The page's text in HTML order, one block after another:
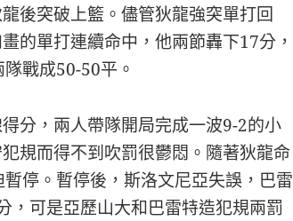
後突破上籃。儘管狄龍強突單打回
的單打連續命中，他兩節轟下17分，
戰成50-50平。
分，兩人帶隊開局完成一波9-2的小
規而得不到吹罰很鬱悶。隨著狄龍命
停。暫停後，斯洛文尼亞失誤，巴雷
，可是亞歷山大和巴雷特造犯規兩罰